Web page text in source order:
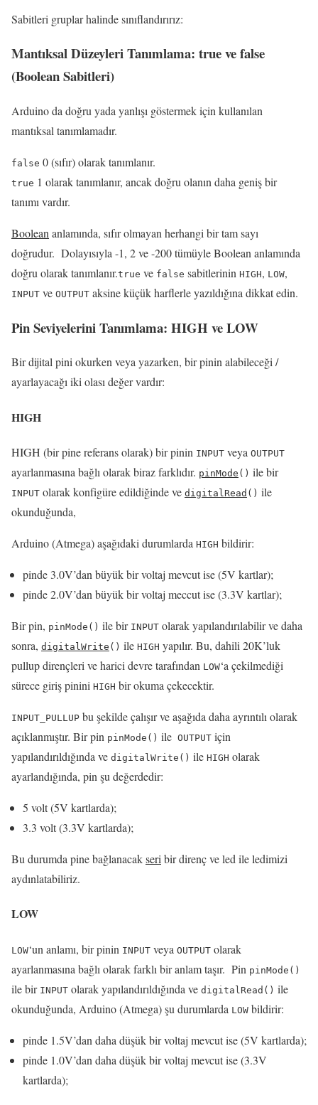
Sabitleri gruplar halinde sınıflandırırız:
Mantıksal Düzeyleri Tanımlama: truevefalse
(Boolean Sabitleri)
Arduino da doğru yada yanlışı göstermek için kullanılan
mantıksal tanımlamadır.
false 0 (sıfır) olarak tanımlanır.
true 1 olarak tanımlanır, ancak doğru olanın daha geniş bir
tanımı vardır.
Boolean anlamında, sıfır olmayan herhangi bir tam sayı
doğrudur. Dolayısıyla -1, 2 ve -200 tümüyleBoolean anlamında
doğru olarak tanımlanır.true ve false sabitlerinin HIGH, LOW,
INPUT ve OUTPUT aksine küçük harflerle yazıldığına dikkat edin.
Pin Seviyelerini Tanımlama: HIGH veLOW
Birdijital piniokurken veya yazarken, bir pinin alabileceği /
ayarlayacağı iki olası değer vardır:
HIGH
HIGH (bir pine referans olarak) bir pinin INPUT veya OUTPUT
ayarlanmasına bağlı olarak biraz farklıdır. pinMode () ile bir
INPUT olarak konfigüre edildiğinde ve digitalRead () ile
okunduğunda,
Arduino (Atmega) aşağıdaki durumlarda HIGH bildirir:
pinde 3.0V’dan büyük bir voltaj mevcut ise (5V kartlar);
pinde 2.0V’dan büyük bir voltaj meccut ise (3.3V kartlar);
Bir pin, pinMode () ile bir INPUT olarak yapılandırılabilir ve daha
sonra, digitalWrite () ile HIGH yapılır. Bu, dahili 20K’luk
pullup dirençleri ve harici devre tarafından LOW‘a çekilmediği
sürece giriş pinini HIGH bir okuma çekecektir.
INPUT_PULLUP bu şekilde çalışır ve aşağıda daha ayrıntılı olarak
açıklanmıştır. Bir pin pinMode () ile OUTPUT için
yapılandırıldığında ve digitalWrite () ile HIGH olarak
ayarlandığında, pin şu değerdedir:
5 volt (5V kartlarda);
3.3 volt (3.3V kartlarda);
Bu durumda pine bağlanacakseri bir direnç ve led ile ledimizi
aydınlatabiliriz.
LOW
LOW‘un anlamı, bir pinin INPUT veya OUTPUT olarak
ayarlanmasına bağlı olarak farklı bir anlam taşır. Pin pinMode ()
ile bir INPUT olarak yapılandırıldığında ve digitalRead () ile
okunduğunda, Arduino (Atmega) şu durumlarda LOW bildirir:
pinde 1.5V’dan daha düşük bir voltaj mevcut ise (5V kartlarda);
pinde 1.0V’dan daha düşük bir voltaj mevcut ise (3.3V
kartlarda);